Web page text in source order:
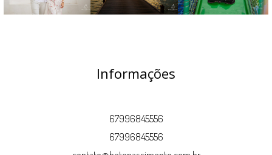
Informações
67996845556
67996845556